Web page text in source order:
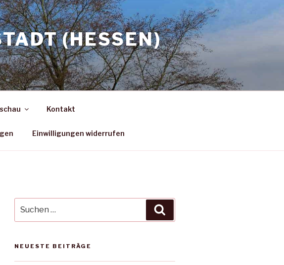
(HESSEN)
Kontakt
Einwilligungen widerrufen
nach:
NEUESTE BEITRÄGE